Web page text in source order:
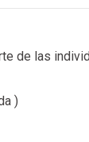
de las
)